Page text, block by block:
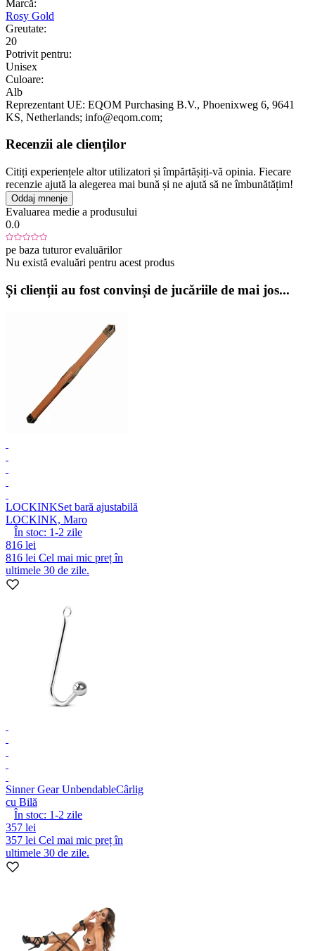
Marcă:
Rosy Gold
Greutate:
20
Potrivit pentru:
Unisex
Culoare:
Alb
Reprezentant UE: EQOM Purchasing B.V., Phoenixweg 6, 9641
KS, Netherlands; info@eqom.com;
Recenzii ale clienților
Citiți experiențele altor utilizatori și împărtășiți-vă opinia. Fiecare
recenzie ajută la alegerea mai bună și ne ajută să ne îmbunătățim!
Oddaj mnenje
Evaluarea medie a produsului
0.0
pe baza tuturor evaluărilor
Nu există evaluări pentru acest produs
Și clienții au fost convinși de jucăriile de mai jos...
LOCKINKSet bară ajustabilă
LOCKINK, Maro
În stoc: 1-2 zile
816 lei
816 lei Cel mai mic preț în
ultimele 30 de zile.
Sinner Gear UnbendableCârlig
cu Bilă
În stoc: 1-2 zile
357 lei
357 lei Cel mai mic preț în
ultimele 30 de zile.